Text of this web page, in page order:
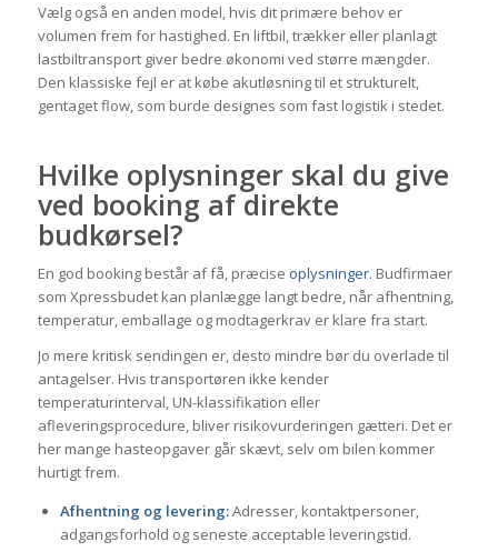
Vælg også en anden model, hvis dit primære behov er
volumen frem for hastighed. En liftbil, trækker eller planlagt
lastbiltransport giver bedre økonomi ved større mængder.
Den klassiske fejl er at købe akutløsning til et strukturelt,
gentaget flow, som burde designes som fast logistik i stedet.
Hvilke oplysninger skal du give
ved booking af direkte
budkørsel?
En god booking består af få, præcise oplysninger. Budfirmaer
som Xpressbudet kan planlægge langt bedre, når afhentning,
temperatur, emballage og modtagerkrav er klare fra start.
Jo mere kritisk sendingen er, desto mindre bør du overlade til
antagelser. Hvis transportøren ikke kender
temperaturinterval, UN-klassifikation eller
afleveringsprocedure, bliver risikovurderingen gætteri. Det er
her mange hasteopgaver går skævt, selv om bilen kommer
hurtigt frem.
Afhentning og levering:Adresser, kontaktpersoner,
adgangsforhold og seneste acceptable leveringstid.